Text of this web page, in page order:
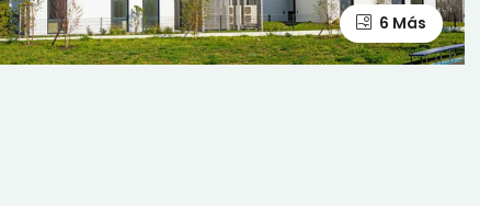
6 Más